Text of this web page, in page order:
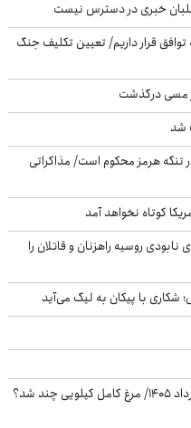
خبری در دسترس نیست
قرار داریم/ تعیین تکلیف جنگ
مسی درگذشت
شد
هرمز محکوم است/ مذاکراتی
کوتاه نخواهد آمد
روسیه راهزنان و قاتلان را
با پیکان به لیگ می‌آید
قیمت جدید گوشت مرغ امروز شنبه ۱۷ مرداد ۱۴۰۵/ مرغ کامل کیلویی چند شد؟